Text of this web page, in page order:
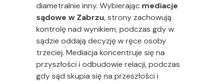
diametralnie inny. Wybierając mediacje
sądowe w Zabrzu, strony zachowują
kontrolę nad wynikiem, podczas gdy w
sądzie oddają decyzję w ręce osoby
trzeciej. Mediacja koncentruje się na
przyszłości i odbudowie relacji, podczas
gdy sąd skupia się na przeszłości i